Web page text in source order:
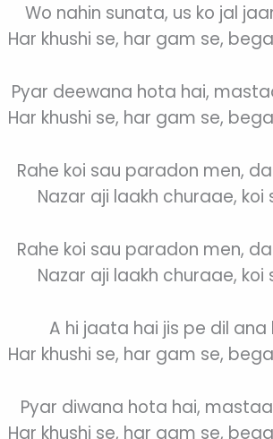
Wo nahin sunata, us ko jal
Har khushi se, har gam se,
Pyar deewana hota hai,
Har khushi se, har gam se,
Rahe koi sau paradon men,
Nazar aji laakh churaae, koi
Rahe koi sau paradon men,
Nazar aji laakh churaae, koi
A hi jaata hai jis pe dil ana
Har khushi se, har gam se,
Pyar diwana hota hai,
Har khushi se, har gam se,